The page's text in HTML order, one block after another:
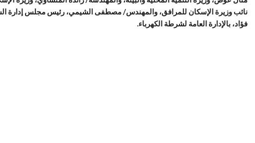
نائب وزيرة الإسكان للمرافق، والمهندس/ مصطفى الشيمي، رئيس مجلس إدارة
فؤاد، بالإدارة العامة لشرطة الكهرباء.